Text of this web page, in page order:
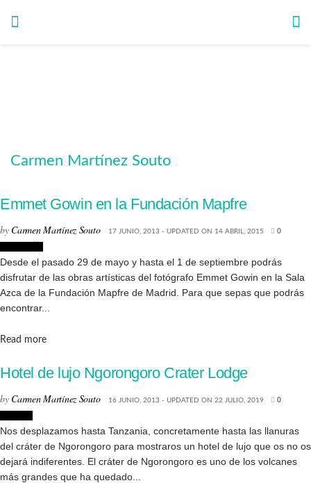
Carmen Martínez Souto
Emmet Gowin en la Fundación Mapfre
by Carmen Martínez Souto 17 JUNIO, 2013 - UPDATED ON 14 ABRIL, 2015 0
Desde el pasado 29 de mayo y hasta el 1 de septiembre podrás
disfrutar de las obras artísticas del fotógrafo Emmet Gowin en la Sala
Azca de la Fundación Mapfre de Madrid. Para que sepas que podrás
encontrar...
Read moreDetails
Hotel de lujo Ngorongoro Crater Lodge
by Carmen Martínez Souto 16 JUNIO, 2013 - UPDATED ON 22 JULIO, 2019 0
Nos desplazamos hasta Tanzania, concretamente hasta las llanuras
del cráter de Ngorongoro para mostraros un hotel de lujo que os no os
dejará indiferentes. El cráter de Ngorongoro es uno de los volcanes
más grandes que ha quedado...